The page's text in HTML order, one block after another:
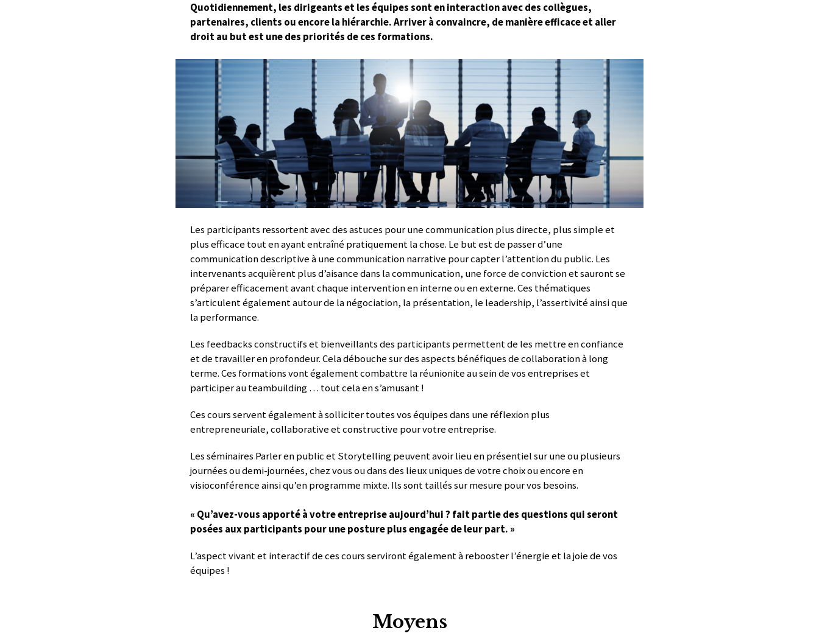
Quotidiennement, les dirigeants et les équipes sont en interaction avec des collègues,
partenaires, clients ou encore la hiérarchie. Arriver à convaincre, de manière efficace et aller
droit au but est une des priorités de ces formations.
Les participants ressortent avec des astuces pour une communication plus directe, plus simple et
plus efficace tout en ayant entraîné pratiquement la chose. Le but est de passer d’une
communication descriptive à une communication narrative pour capter l’attention du public. Les
intervenants acquièrent plus d’aisance dans la communication, une force de conviction et sauront se
préparer efficacement avant chaque intervention en interne ou en externe. Ces thématiques
s’articulent également autour de la négociation, la présentation, le leadership, l’assertivité ainsi que
la performance.
Les feedbacks constructifs et bienveillants des participants permettent de les mettre en confiance
et de travailler en profondeur. Cela débouche sur des aspects bénéfiques de collaboration à long
terme. Ces formations vont également combattre la réunionite au sein de vos entreprises et
participer au teambuilding … tout cela en s’amusant !
Ces cours servent également à solliciter toutes vos équipes dans une réflexion plus
entrepreneuriale, collaborative et constructive pour votre entreprise.
Les séminaires Parler en public et Storytelling peuvent avoir lieu en présentiel sur une ou plusieurs
journées ou demi-journées, chez vous ou dans des lieux uniques de votre choix ou encore en
visioconférence ainsi qu’en programme mixte. Ils sont taillés sur mesure pour vos besoins.
« Qu’avez-vous apporté à votre entreprise aujourd’hui ? fait partie des questions qui seront
posées aux participants pour une posture plus engagée de leur part. »
L’aspect vivant et interactif de ces cours serviront également à rebooster l’énergie et la joie de vos
équipes !
Moyens